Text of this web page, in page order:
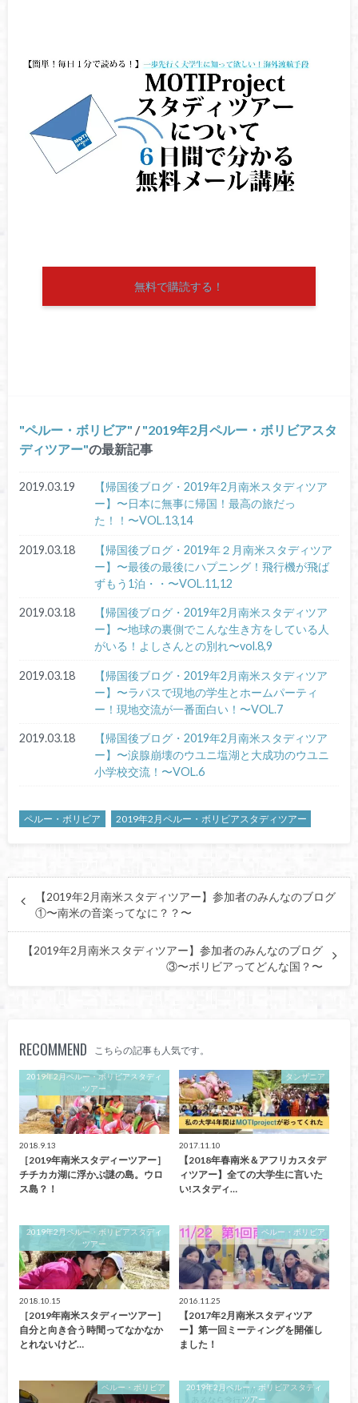
無料で購読する！
ペルー・ボリビア / 2019年2月ペルー・ボリビアスタ
ディツアー の最新記事
2019.03.19
【帰国後ブログ・2019年2月南米スタディツア
ー】〜日本に無事に帰国！最高の旅だっ
た！！〜VOL.13,14
2019.03.18
【帰国後ブログ・2019年２月南米スタディツア
ー】〜最後の最後にハプニング！飛行機が飛ば
ずもう1泊・・〜VOL.11,12
2019.03.18
【帰国後ブログ・2019年2月南米スタディツア
ー】〜地球の裏側でこんな生き方をしている人
がいる！よしさんとの別れ〜vol.8,9
2019.03.18
【帰国後ブログ・2019年2月南米スタディツア
ー】〜ラパスで現地の学生とホームパーティ
ー！現地交流が一番面白い！〜VOL.7
2019.03.18
【帰国後ブログ・2019年2月南米スタディツア
ー】〜涙腺崩壊のウユニ塩湖と大成功のウユニ
小学校交流！〜VOL.6
ペルー・ボリビア 2019年2月ペルー・ボリビアスタディツアー
【2019年2月南米スタディツアー】参加者のみんなのブログ
①〜南米の音楽ってなに？？〜
【2019年2月南米スタディツアー】参加者のみんなのブログ
③〜ボリビアってどんな国？〜
RECOMMEND こちらの記事も人気です。
2019年2月ペルー・ボリビアスタディ
ツアー
2018.9.13
［2019年南米スタディーツアー］
チチカカ湖に浮かぶ謎の島。ウロ
ス島？！
タンザニア
2017.11.10
【2018年春南米＆アフリカスタデ
ィツアー】全ての大学生に言いた
い!スタディ…
2019年2月ペルー・ボリビアスタディ
ツアー
2018.10.15
［2019年南米スタディーツアー］
自分と向き合う時間ってなかなか
とれないけど…
ペルー・ボリビア
2016.11.25
【2017年2月南米スタディツア
ー】第一回ミーティングを開催し
ました！
ペルー・ボリビア
2019年2月ペルー・ボリビアスタディ
ツアー